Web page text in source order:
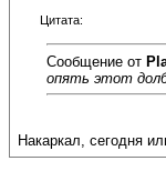
Цитата:
Сообщение от
опять этот
Накаркал, сегодня